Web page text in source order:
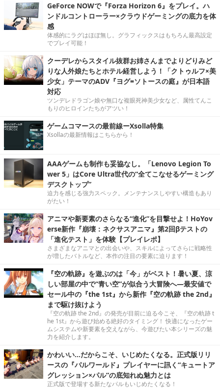
GeForce NOWで『Forza Horizon 6』をプレイ。ハ
ンドルコントローラー×クラウドゲーミングの底力を体
感
体感的にラグはほぼ無し。グラフィックスはもちろん最高設定
でプレイ可能！
クーデレからスタイル抜群お姉さんまでよりどりみど
りな人外娘たちとホテル経営しよう！「クトゥルフ×美
少女」テーマのADV『ヨグ=ソトースの庭』が日本語
対応
ツンデレドラゴン娘や無口な複眼死神美少女など、属性てんこ
もりのヒロインたちがアツい！
ゲームコマースの最前線ーXsolla特集
Xsollaの最新情報はこちらから！
AAAゲームも制作も妥協なし。「Lenovo Legion To
wer 5」はCore Ultra世代の“全てこなせるゲーミング
デスクトップ”
迫力を感じる強力スペック。メンテナンスしやすい構造もあり
がたい！
アニマや新要素のさらなる“進化”を目撃せよ！HoYov
erse新作『崩壊：ネクサスアニマ』第2回βテストの
「進化テスト」を体験【プレイレポ】
さまざまなアニマとの出会いや、スキルによってさらに戦略性
が増したバトルなど、本作の注目の要素に迫ります！
『空の軌跡』を遊ぶのは「今」がベスト！暑い夏、涼
しい部屋の中で“青い空”が似合う大冒険へ―最安値で
セール中の『the 1st』から新作『空の軌跡 the 2nd』
まで駆け抜けよう
『空の軌跡 the 2nd』の発売が目前に迫る今こそ、『空の軌跡 t
he 1st』から遊び始める絶好のタイミング！ 快適になったゲー
ムシステムや新要素を交えながら、今遊びたい本シリーズの魅
力を紹介します。
かわいい…だからこそ、いじめたくなる。正式版リリ
ースの『パルワールド』プレイヤーに訊く“キュートア
グレッション×パル”の底知れぬ魅力とは
正式版で登場する新たなパルもいじめたくなる！